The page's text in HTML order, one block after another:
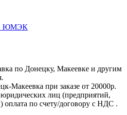
ЮМЭК
по Донецку, Макеевке и другим
Макеевка при заказе от 20000р.
лиц (предприятий,
оплата по счету/договору с НДС .